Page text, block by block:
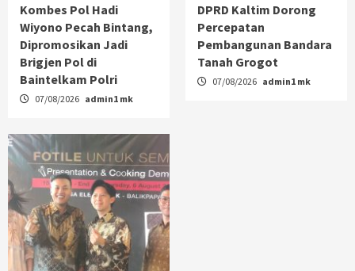
Kombes Pol Hadi
Wiyono Pecah Bintang,
Dipromosikan Jadi
Brigjen Pol di
Baintelkam Polri
07/08/2026 admin1 mk
DPRD Kaltim Dorong
Percepatan
Pembangunan Bandara
Tanah Grogot
07/08/2026 admin1 mk